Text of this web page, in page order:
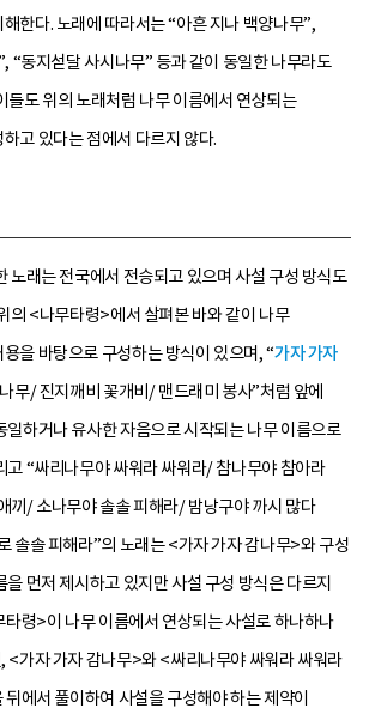
한다. 노래에 따라서는 “아흔 지나 백양나무”,
“동지섣달 사시나무” 등과 같이 동일한 나무라도
들도 위의 노래처럼 나무 이름에서 연상되는
고 있다는 점에서 다르지 않다.
노래는 전국에서 전승되고 있으며 사설 구성 방식도
의 <나무타령>에서 살펴본 바와 같이 나무
을 바탕으로 구성하는 방식이 있으며, “가자 가자
무/ 진지깨비 꽃개비/ 맨드래미 봉사”처럼 앞에
일하거나 유사한 자음으로 시작되는 나무 이름으로
고 “싸리나무야 싸워라 싸워라/ 참나무야 참아라
끼/ 소나무야 솔솔 피해라/ 밤낭구야 까시 많다
솔솔 피해라”의 노래는 <가자 가자 감나무>와 구성
을 먼저 제시하고 있지만 사설 구성 방식은 다르지
타령>이 나무 이름에서 연상되는 사설로 하나하나
<가자 가자 감나무>와 <싸리나무야 싸워라 싸워라
에서 풀이하여 사설을 구성해야 하는 제약이